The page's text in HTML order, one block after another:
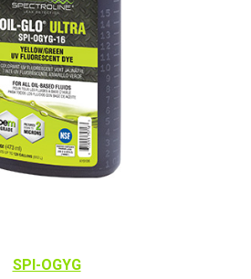
SPI-OGYG